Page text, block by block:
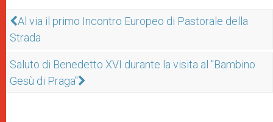
Al via il primo Incontro Europeo di Pastorale della
Strada
Saluto di Benedetto XVI durante la visita al "Bambino
Gesù di Praga"